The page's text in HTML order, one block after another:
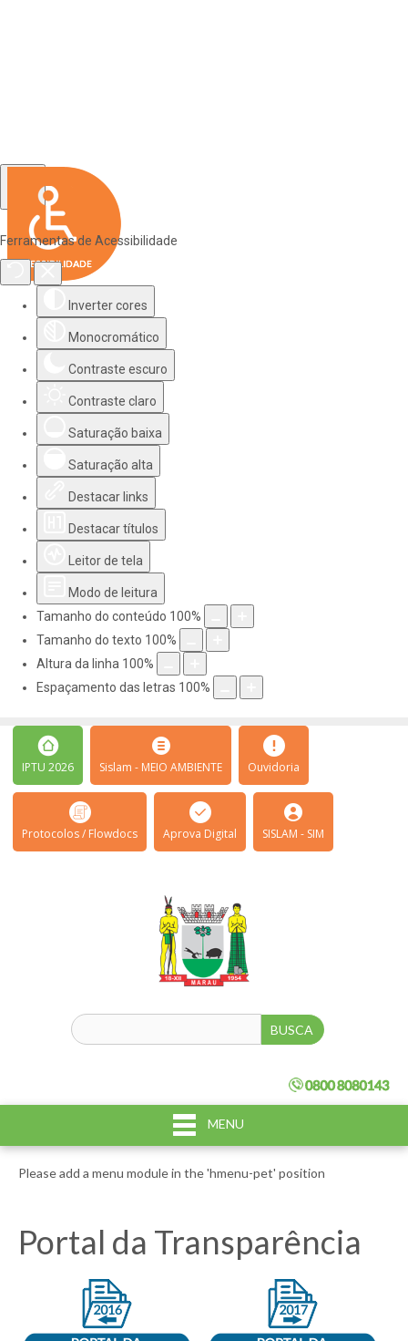
Ferramentas de Acessibilidade
Inverter cores
Monocromático
Contraste escuro
Contraste claro
Saturação baixa
Saturação alta
Destacar links
Destacar títulos
Leitor de tela
Modo de leitura
Tamanho do conteúdo 100%
Tamanho do texto 100%
Altura da linha 100%
Espaçamento das letras 100%
IPTU 2026 Sislam - MEIO AMBIENTE Ouvidoria
Protocolos / Flowdocs Aprova Digital SISLAM - SIM
MENU
Please add a menu module in the 'hmenu-pet' position
Portal da Transparência